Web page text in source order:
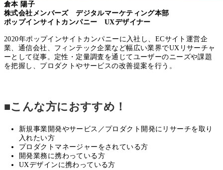
倉本 陽子
株式会社メンバーズ デジタルマーケティング本部
ポップインサイトカンパニー UXデザイナー
2020年ポップインサイトカンパニーに入社し、ECサイト運営企
業、通信会社、フィンテック企業など幅広い業界でUXリサーチャ
ーとして従事。定性・定量調査を通じてユーザーのニーズや課題
を把握し、プロダクトやサービスの改善提案を行う。
■こんな方におすすめ！
新規事業開発やサービス／プロダクト開発にリサーチを取り
入れたい方
プロダクトマネージャーをされている方
開発業務に携わっている方
UXデザインに携わっている方